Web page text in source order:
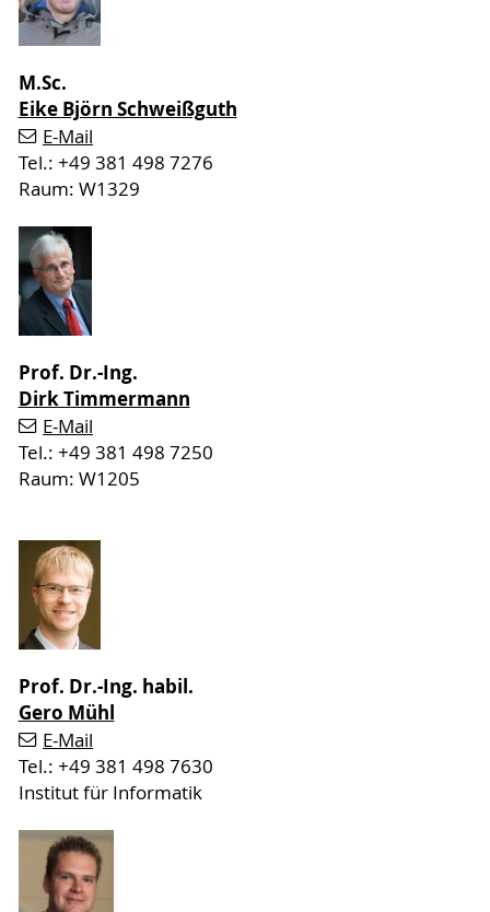
M.Sc.
Eike Björn Schweißguth
E-Mail
Tel.: +49 381 498 7276
Raum: W1329
Prof. Dr.-Ing.
Dirk Timmermann
E-Mail
Tel.: +49 381 498 7250
Raum: W1205
Prof. Dr.-Ing. habil.
Gero Mühl
E-Mail
Tel.: +49 381 498 7630
Institut für Informatik